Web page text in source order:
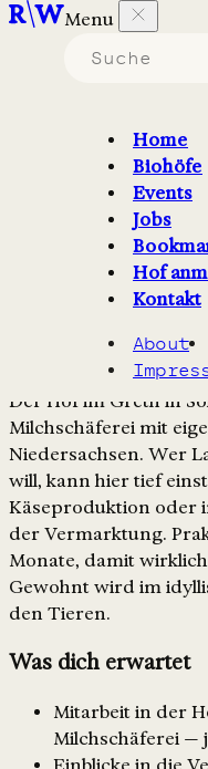
Menu
Home
Biohöfe
Events
Jobs
Hof
Kontakt
About
Hof im Greth
Schäferei
Der Hof im Greth bei
3 Monaten in Käserei
frei, Wohnen im
Der Hof im Greth in
Milchschäferei mit
Niedersachsen. Wer
will, kann hier tief
Käseproduktion oder
der Vermarktung.
Monate, damit
Gewohnt wird im
den Tieren.
Was dich erwartet
Mitarbeit in der
Milchschäferei —